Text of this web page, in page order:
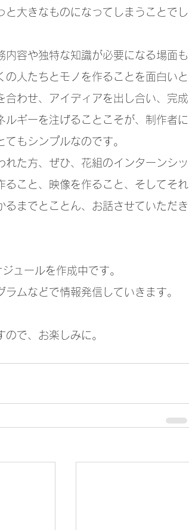
大きなものになってしまうことでし
容や独特な知識が必要になる場面も
人たちとモノを作ることを面白いと
合わせ、アイディアを出し合い、完成
ギーを注げることこそが、制作者に
もシンプルなのです。
た方、ぜひ、花組のインターンシッ
ること、映像を作ること、そしてそれ
までとことん、お話させていただき
ュールを作成中です。
ムなどで情報発信していきます。
で、お楽しみに。